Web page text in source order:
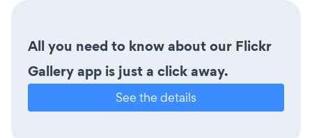
All you need to know about our Flickr
Gallery app is just a click away.
See the details